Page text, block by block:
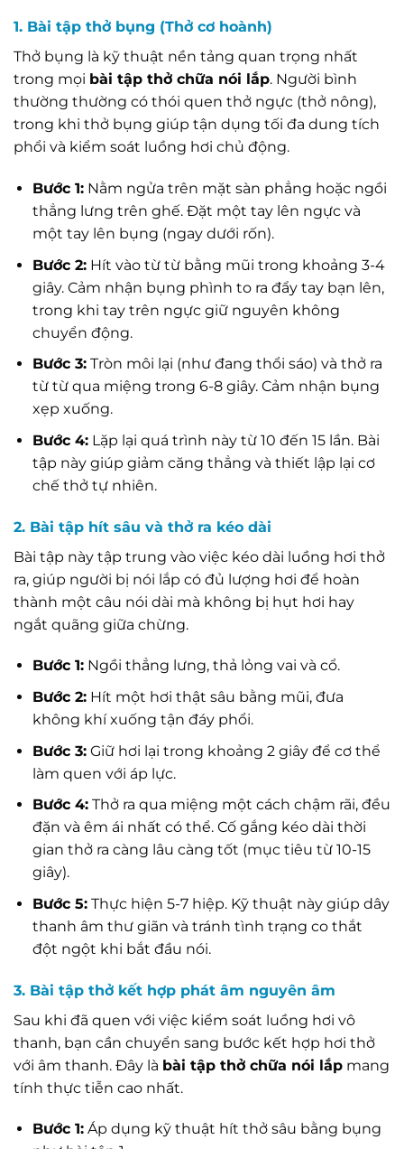
1. Bài tập thở bụng (Thở cơ hoành)
Thở bụng là kỹ thuật nền tảng quan trọng nhất
trong mọi bài tập thở chữa nói lắp. Người bình
thường thường có thói quen thở ngực (thở nông),
trong khi thở bụng giúp tận dụng tối đa dung tích
phổi và kiểm soát luồng hơi chủ động.
Bước 1:Nằm ngửa trên mặt sàn phẳng hoặc ngồi
thẳng lưng trên ghế. Đặt một tay lên ngực và
một tay lên bụng (ngay dưới rốn).
Bước 2:Hít vào từ từ bằng mũi trong khoảng 3-4
giây. Cảm nhận bụng phình to ra đẩy tay bạn lên,
trong khi tay trên ngực giữ nguyên không
chuyển động.
Bước 3:Tròn môi lại (như đang thổi sáo) và thở ra
từ từ qua miệng trong 6-8 giây. Cảm nhận bụng
xẹp xuống.
Bước 4:Lặp lại quá trình này từ 10 đến 15 lần. Bài
tập này giúp giảm căng thẳng và thiết lập lại cơ
chế thở tự nhiên.
2. Bài tập hít sâu và thở ra kéo dài
Bài tập này tập trung vào việc kéo dài luồng hơi thở
ra, giúp người bị nói lắp có đủ lượng hơi để hoàn
thành một câu nói dài mà không bị hụt hơi hay
ngắt quãng giữa chừng.
Bước 1:Ngồi thẳng lưng, thả lỏng vai và cổ.
Bước 2:Hít một hơi thật sâu bằng mũi, đưa
không khí xuống tận đáy phổi.
Bước 3:Giữ hơi lại trong khoảng 2 giây để cơ thể
làm quen với áp lực.
Bước 4:Thở ra qua miệng một cách chậm rãi, đều
đặn và êm ái nhất có thể. Cố gắng kéo dài thời
gian thở ra càng lâu càng tốt (mục tiêu từ 10-15
giây).
Bước 5:Thực hiện 5-7 hiệp. Kỹ thuật này giúp dây
thanh âm thư giãn và tránh tình trạng co thắt
đột ngột khi bắt đầu nói.
3. Bài tập thở kết hợp phát âm nguyên âm
Sau khi đã quen với việc kiểm soát luồng hơi vô
thanh, bạn cần chuyển sang bước kết hợp hơi thở
với âm thanh. Đây là bài tập thở chữa nói lắp mang
tính thực tiễn cao nhất.
Bước 1:Áp dụng kỹ thuật hít thở sâu bằng bụng